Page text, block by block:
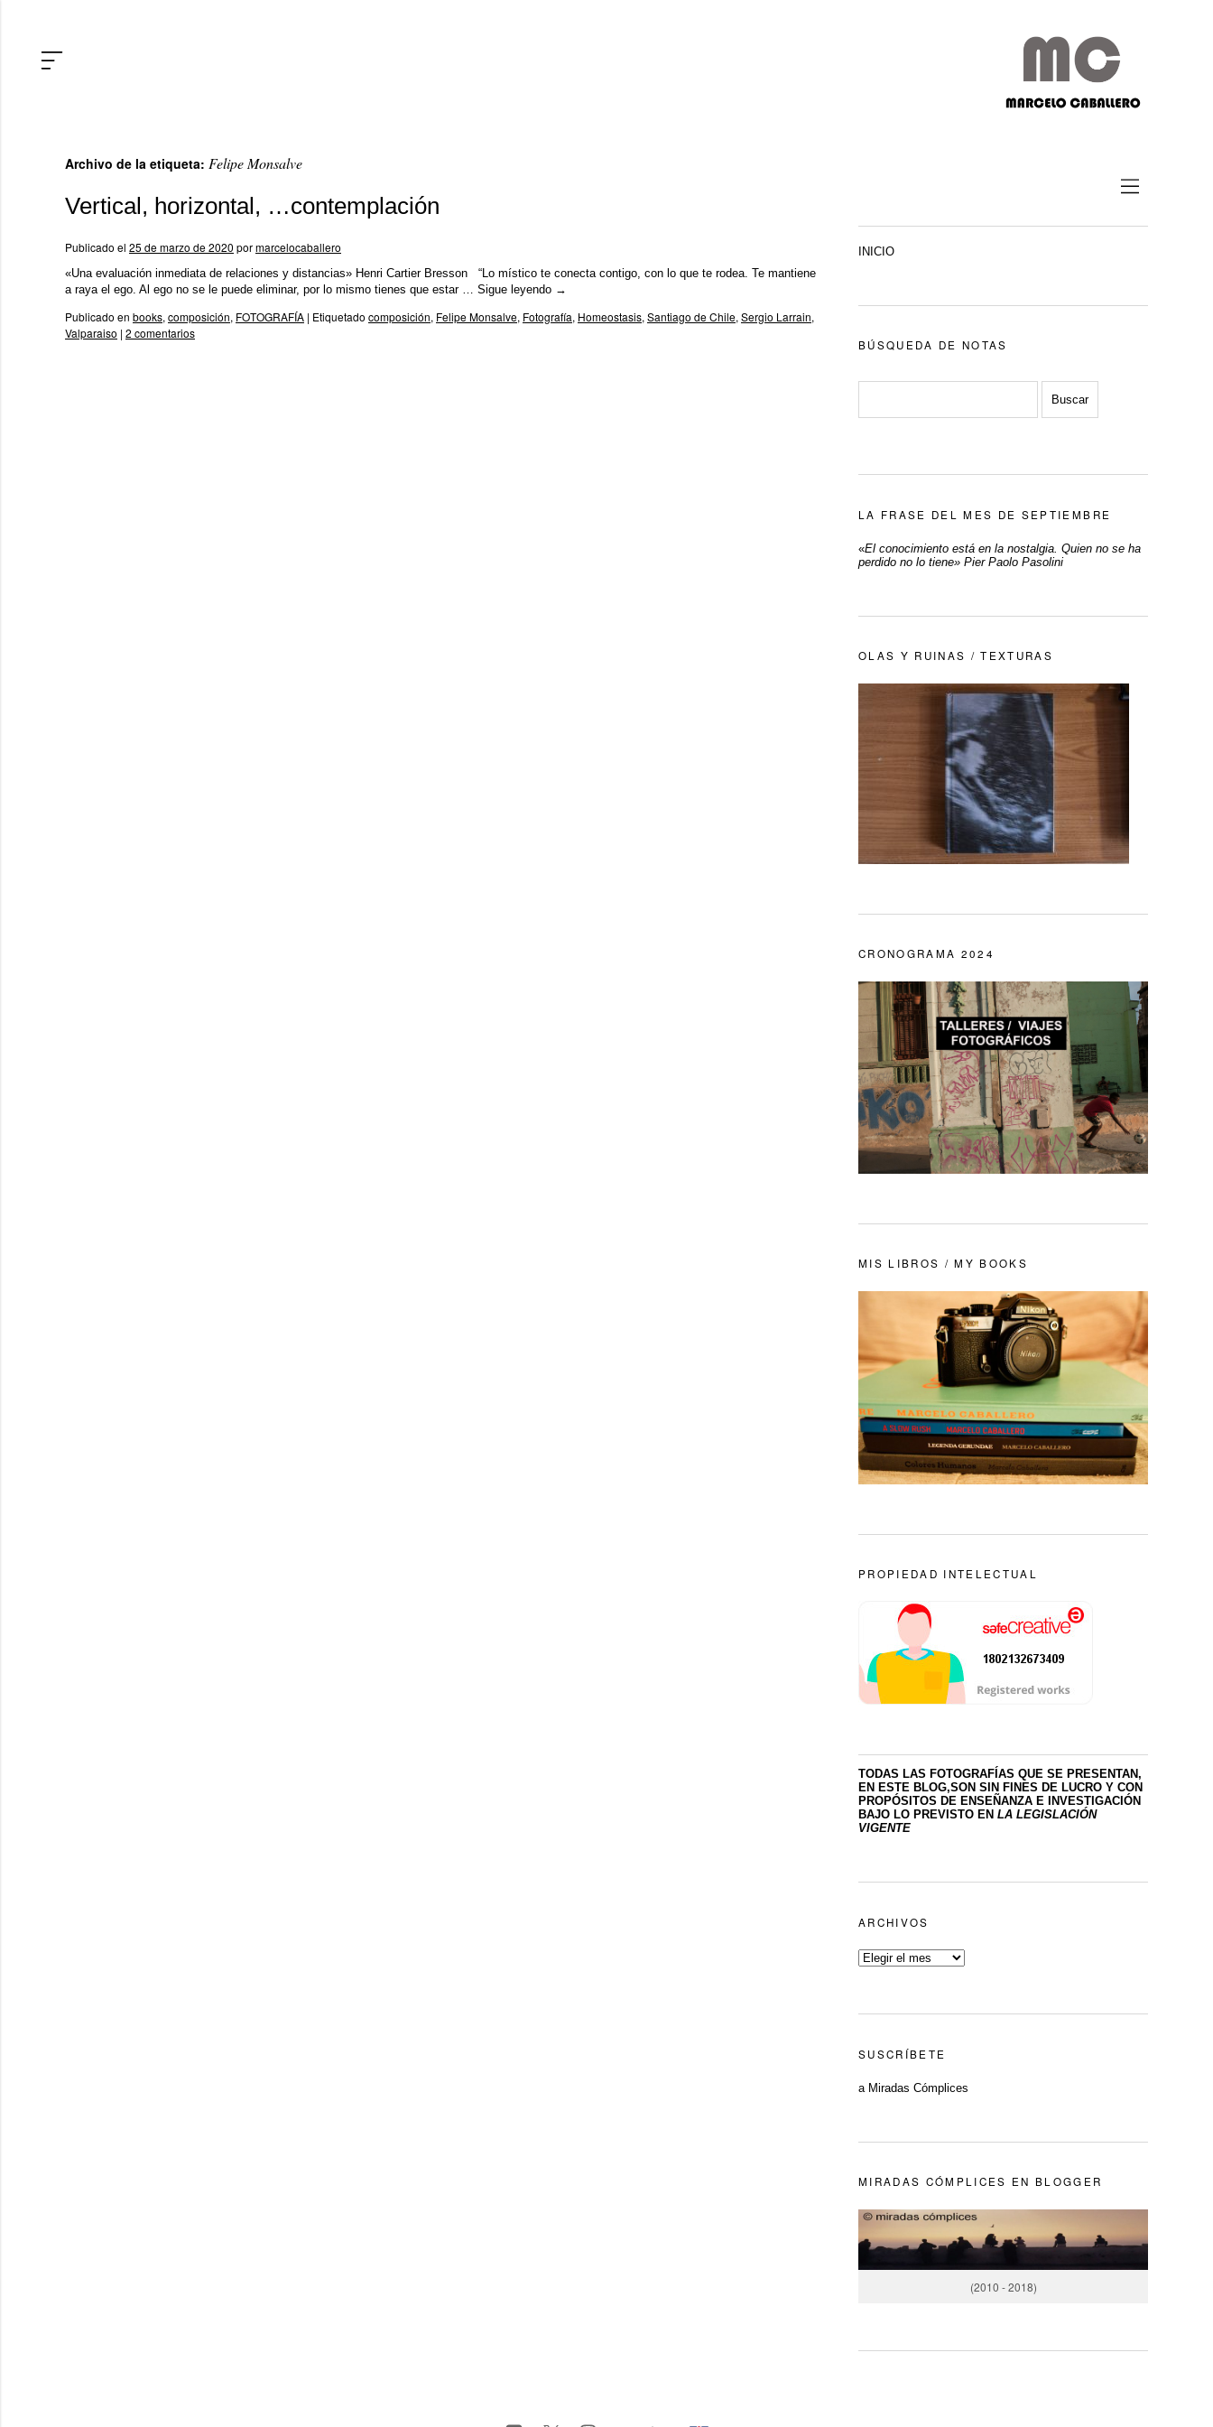
Archivo de la etiqueta: Felipe Monsalve
Vertical, horizontal, …contemplación
Publicado el 25 de marzo de 2020 pormarcelocaballero
«Una evaluación inmediata de relaciones y distancias» Henri Cartier Bresson “Lo místico te conecta contigo, con lo que te rodea. Te mantiene
a raya el ego. Al ego no se le puede eliminar, por lo mismo tienes que estar … Sigue leyendo →
Publicado en books, composición, FOTOGRAFÍA | Etiquetado composición, Felipe Monsalve, Fotografía, Homeostasis, Santiago de Chile, Sergio Larrain,
Valparaiso | 2 comentarios
INICIO
BÚSQUEDA DE NOTAS
LA FRASE DEL MES DE SEPTIEMBRE
«El conocimiento está en la nostalgia. Quien no se ha
perdido no lo tiene» Pier Paolo Pasolini
OLAS Y RUINAS / TEXTURAS
CRONOGRAMA 2024
MIS LIBROS / MY BOOKS
PROPIEDAD INTELECTUAL
TODAS LAS FOTOGRAFÍAS QUE SE PRESENTAN,
EN ESTE BLOG,SON SIN FINES DE LUCRO Y CON
PROPÓSITOS DE ENSEÑANZA E INVESTIGACIÓN
BAJO LO PREVISTO EN LA LEGISLACIÓN
VIGENTE
ARCHIVOS
SUSCRÍBETE
a Miradas Cómplices
MIRADAS CÓMPLICES EN BLOGGER
(2010 - 2018)